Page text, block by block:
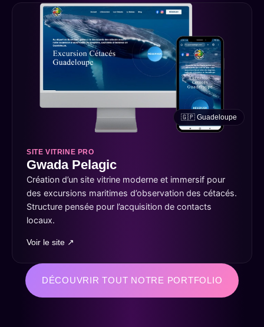
🇬🇵 Guadeloupe
SITE VITRINE PRO
Gwada Pelagic
Création d’un site vitrine moderne et immersif pour
des excursions maritimes d’observation des cétacés.
Structure pensée pour l’acquisition de contacts
locaux.
Voir le site ↗
DÉCOUVRIR TOUT NOTRE PORTFOLIO